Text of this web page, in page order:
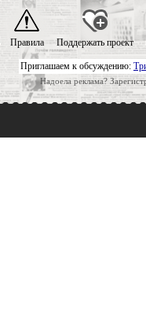
Приглашаем к обсуждению:
Надоела реклама?
Правила Поддержать проект